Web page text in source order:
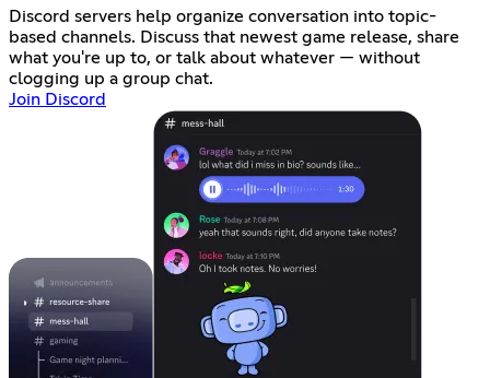
Discord servers help organize conversation into topic-
based channels. Discuss that newest game release, share
what you're up to, or talk about whatever — without
clogging up a group chat.
Join Discord